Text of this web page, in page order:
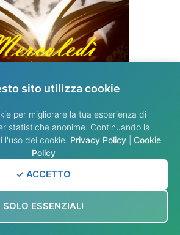
DEL GIORNO
sito utilizza cookie
per migliorare la tua esperienza di
statistiche anonime. Continuando la
l'uso dei cookie. Privacy Policy
Cookie
Policy
✓ ACCETTO
SOLO ESSENZIALI